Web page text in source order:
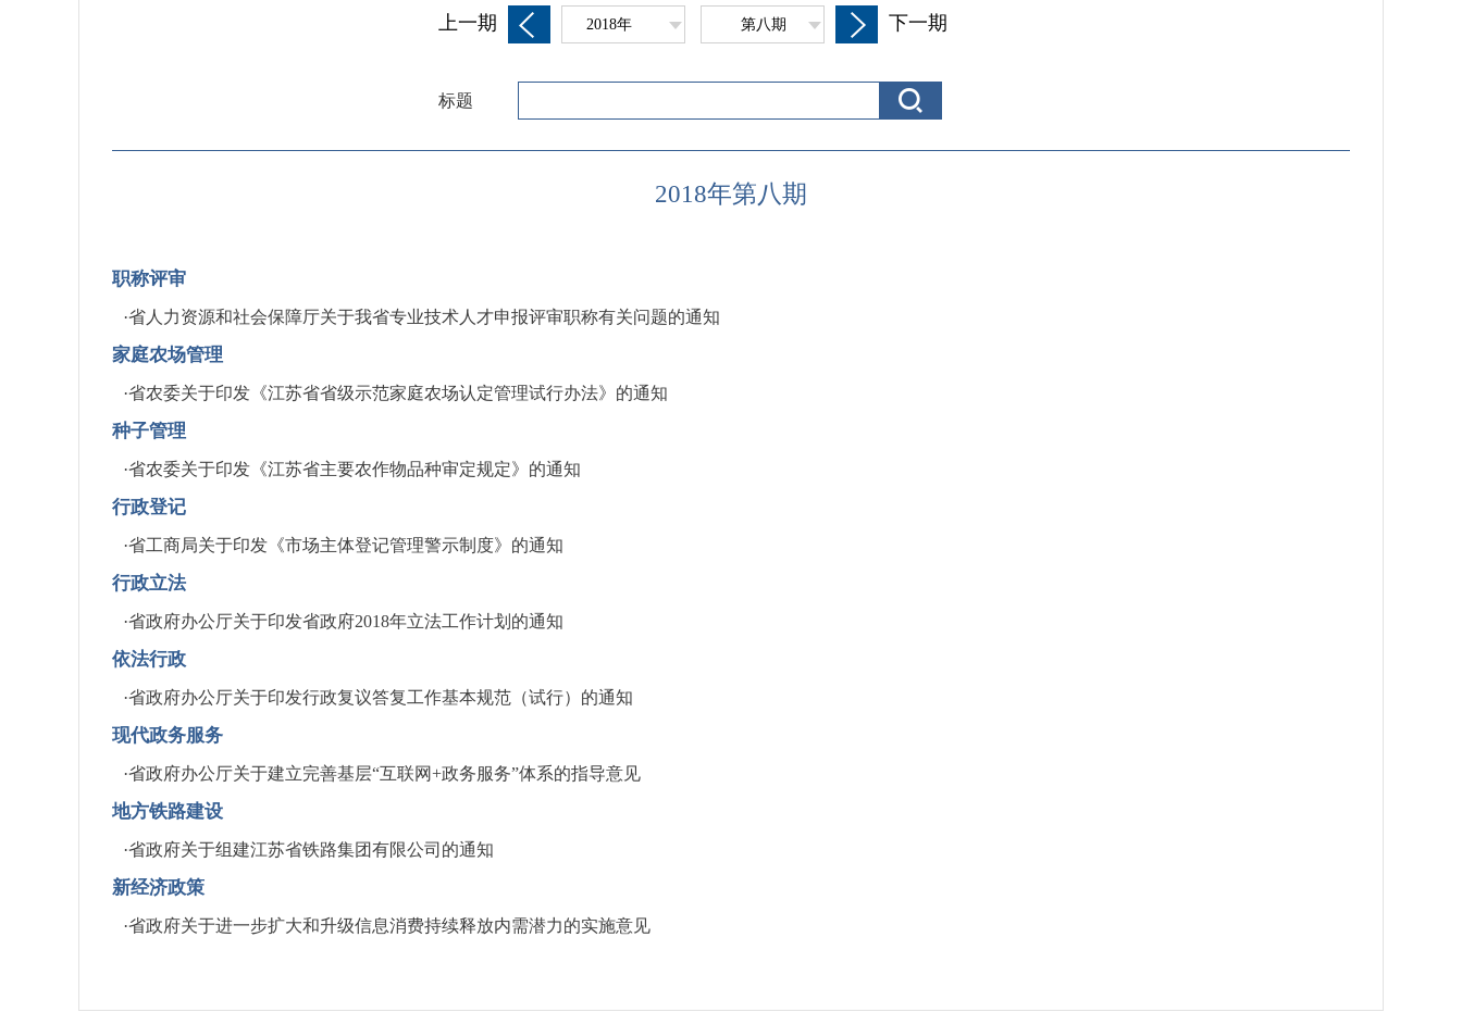
上一期 2018年 第八期 下一期
标题
2018年第八期
职称评审
·省人力资源和社会保障厅关于我省专业技术人才申报评审职称有关问题的通知
家庭农场管理
·省农委关于印发《江苏省省级示范家庭农场认定管理试行办法》的通知
种子管理
·省农委关于印发《江苏省主要农作物品种审定规定》的通知
行政登记
·省工商局关于印发《市场主体登记管理警示制度》的通知
行政立法
·省政府办公厅关于印发省政府2018年立法工作计划的通知
依法行政
·省政府办公厅关于印发行政复议答复工作基本规范（试行）的通知
现代政务服务
·省政府办公厅关于建立完善基层“互联网+政务服务”体系的指导意见
地方铁路建设
·省政府关于组建江苏省铁路集团有限公司的通知
新经济政策
·省政府关于进一步扩大和升级信息消费持续释放内需潜力的实施意见